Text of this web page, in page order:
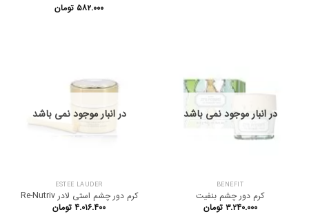
نمره5.00۵۸۲.۰۰۰ تومان
در انبار موجود نمی باشد
BENEFIT
کرم دور چشم بنفیت
۳.۲۴۰.۰۰۰ تومان
در انبار موجود نمی باشد
ESTEE LAUDER
کرم دور چشم استی لادر Re-Nutriv
۴.۰۱۶.۴۰۰ تومان